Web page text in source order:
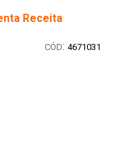
Receita
: 4671031